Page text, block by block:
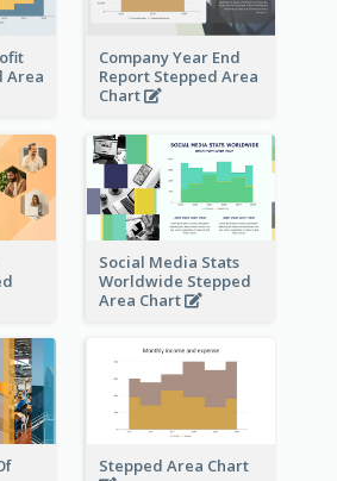
Area
Company Year End
Report Stepped Area
Chart
Social Media Stats
Worldwide Stepped
Area Chart
Stepped Area Chart